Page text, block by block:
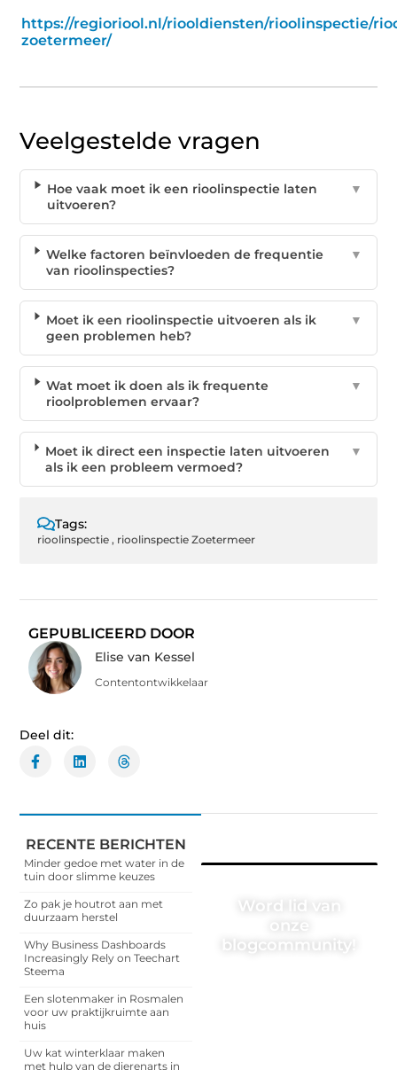
https://regioriool.nl/riooldiensten/rioolinspectie/
zoetermeer/
Veelgestelde vragen
Hoe vaak moet ik een rioolinspectie laten
uitvoeren?
▼
Welke factoren beïnvloeden de frequentie
van rioolinspecties?
▼
Moet ik een rioolinspectie uitvoeren als ik
geen problemen heb?
▼
Wat moet ik doen als ik frequente
rioolproblemen ervaar?
▼
Moet ik direct een inspectie laten uitvoeren
als ik een probleem vermoed?
▼
Tags:
rioolinspectie , rioolinspectie Zoetermeer
GEPUBLICEERD DOOR
Elise van Kessel
Contentontwikkelaar
Deel dit:
RECENTE BERICHTEN
Minder gedoe met water in de
tuin door slimme keuzes
Zo pak je houtrot aan met
duurzaam herstel
Why Business Dashboards
Increasingly Rely on Teechart
Steema
Een slotenmaker in Rosmalen
voor uw praktijkruimte aan
huis
Uw kat winterklaar maken
met hulp van de dierenarts in
Word lid van
onze
blogcommunity!